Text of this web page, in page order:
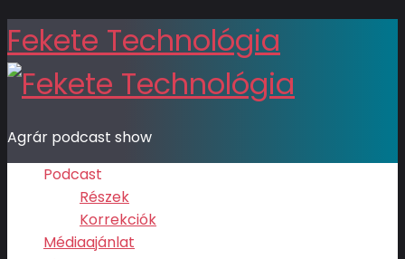
Fekete Technológia
Agrár podcast show
Podcast
Részek
Korrekciók
Médiaajánlat